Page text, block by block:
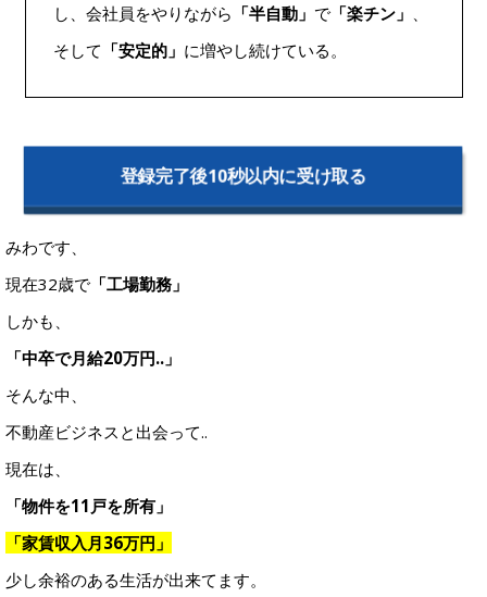
し、会社員をやりながら 「半自動」 で「楽チン」
そして 「安定的」 に増やし続けている。
登録完了後10秒以内に受け取る
みわです、
現在32歳で 「工場勤務」
しかも、
「中卒で月給20万円..」
そんな中、
不動産ビジネスと出会って..
現在は、
「物件を11戸を所有」
「家賃収入月36万円」
少し余裕のある生活が出来てます。